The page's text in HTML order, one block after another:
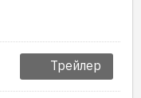
Трейлер